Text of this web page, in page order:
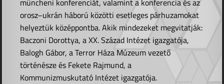
orosz–ukrán háború közötti esetleges párhuzamokat
helyeztük középpontba. Akik mindezeket megvitatják:
Baczoni Dorottya, a XX. Század Intézet igazgatója,
Balogh Gábor, a Terror Háza Múzeum vezető
történésze és Fekete Rajmund, a
Kommunizmuskutató Intézet igazgatója.